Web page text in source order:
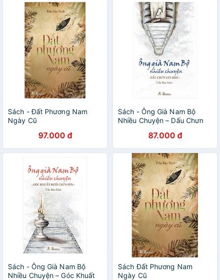
Sách - Đất Phương Nam
Ngày Cũ
97.000 đ
Sách - Ông Già Nam Bộ
Nhiều Chuyện – Dấu Chưn
87.000 đ
Sách - Ông Già Nam Bộ
Nhiều Chuyện – Góc Khuất
Sách Đất Phương Nam
Ngày Cũ